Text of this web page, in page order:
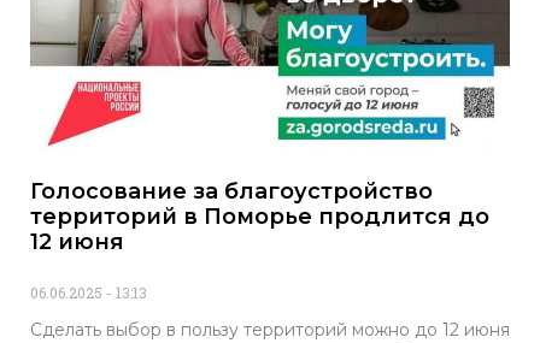
Голосование за благоустройство
территорий в Поморье продлится до
12 июня
06.06.2025 13:13
Сделать выбор в пользу территорий можно до 12 июня